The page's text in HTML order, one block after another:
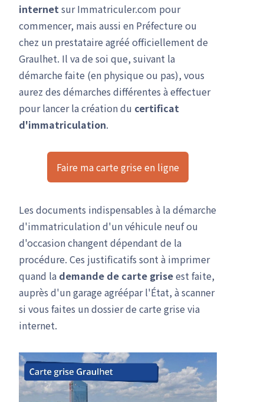
internetsur Immatriculer.com pour
commencer, mais aussi en Préfecture ou
chez un prestataire agréé officiellement de
Graulhet. Il va de soi que, suivant la
démarche faite (en physique ou pas), vous
aurez des démarches différentes à effectuer
pour lancer la création du certificat
d'immatriculation.
Faire ma carte grise en ligne
Les documents indispensables à la démarche
d'immatriculation d'un véhicule neuf ou
d'occasion changent dépendant de la
procédure. Ces justificatifs sont à imprimer
quand la demande de carte griseest faite,
auprès d'un garage agréépar l'État, à scanner
si vous faites un dossier de carte grise via
internet.